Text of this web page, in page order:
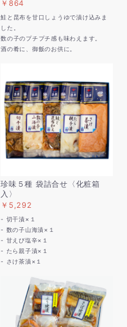
￥864
鮭と昆布を甘口しょうゆで漬け込みま
した。
数の子のプチプチ感も味わえます。
酒の肴に、御飯のお供に。
珍味５種 袋詰合せ〈化粧箱
入〉
￥5,292
- 切干漬×１
- 数の子山海漬×１
- 甘えび塩辛×１
- たら親子漬×１
- さけ茶漬×１